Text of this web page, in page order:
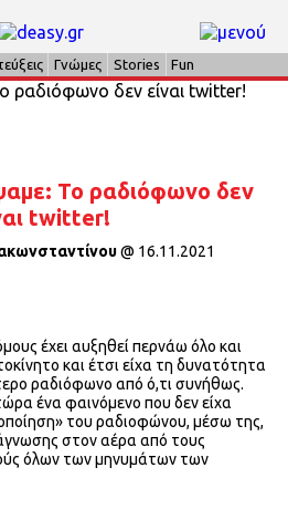
Γνώμες Stories Fun
Το ραδιόφωνο δεν
twitter!
@ 16.11.2021
έχει αυξηθεί περνάω όλο και
και έτσι είχα τη δυνατότητα
ραδιόφωνο από ό,τι συνήθως.
ένα φαινόμενο που δεν είχα
του ραδιοφώνου, μέσω της,
στον αέρα από τους
όλων των μηνυμάτων των